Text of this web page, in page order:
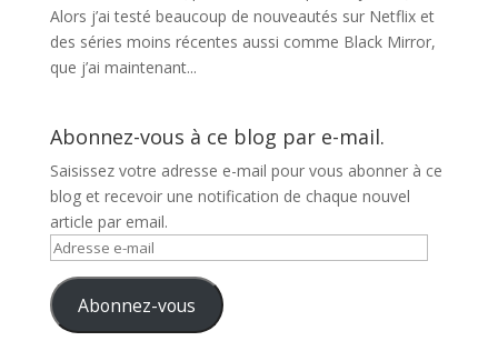
Alors j’ai testé beaucoup de nouveautés sur Netflix et
des séries moins récentes aussi comme Black Mirror,
que j’ai maintenant...
Abonnez-vous à ce blog par e-mail.
Saisissez votre adresse e-mail pour vous abonner à ce
blog et recevoir une notification de chaque nouvel
article par email.
Adresse
mail Abonnez-vous